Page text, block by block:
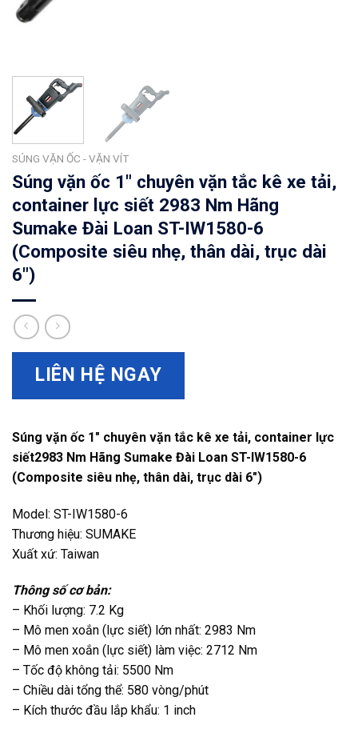
SÚNG VẶN ỐC - VẶN VÍT
Súng vặn ốc 1″ chuyên vặn tắc kê xe tải,
container lực siết 2983 Nm Hãng
Sumake Đài Loan ST-IW1580-6
(Composite siêu nhẹ, thân dài, trục dài
6″)
LIÊN HỆ NGAY
Súng vặn ốc 1″ chuyên vặn tắc kê xe tải, container lực
siết2983 Nm Hãng Sumake Đài Loan ST-IW1580-6
(Composite siêu nhẹ, thân dài, trục dài 6″)
Model: ST-IW1580-6
Thương hiệu: SUMAKE
Xuất xứ: Taiwan
Thông số cơ bản:
– Khối lượng: 7.2 Kg
– Mô men xoắn (lực siết) lớn nhất: 2983 Nm
– Mô men xoắn (lực siết) làm việc: 2712 Nm
– Tốc độ không tải: 5500 Nm
– Chiều dài tổng thể: 580 vòng/phút
– Kích thước đầu lắp khẩu: 1 inch